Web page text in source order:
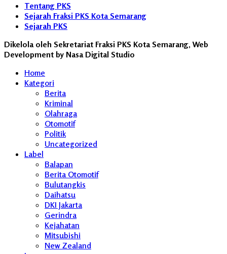
Tentang PKS
Sejarah Fraksi PKS Kota Semarang
Sejarah PKS
Dikelola oleh Sekretariat Fraksi PKS Kota Semarang, Web
Development by Nasa Digital Studio
Home
Kategori
Berita
Kriminal
Olahraga
Otomotif
Politik
Uncategorized
Label
Balapan
Berita Otomotif
Bulutangkis
Daihatsu
DKI Jakarta
Gerindra
Kejahatan
Mitsubishi
New Zealand